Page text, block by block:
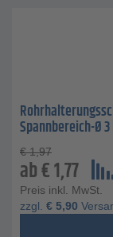
Spannbereich-Ø
€ 1,97
ab€1,77
Preis inkl. MwSt.
zzgl. € 5,90